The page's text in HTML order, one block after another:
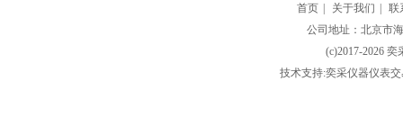
首页 关于我们
联
公司地址：北京市
(c)2017-2026
技术支持:奕采仪器仪表